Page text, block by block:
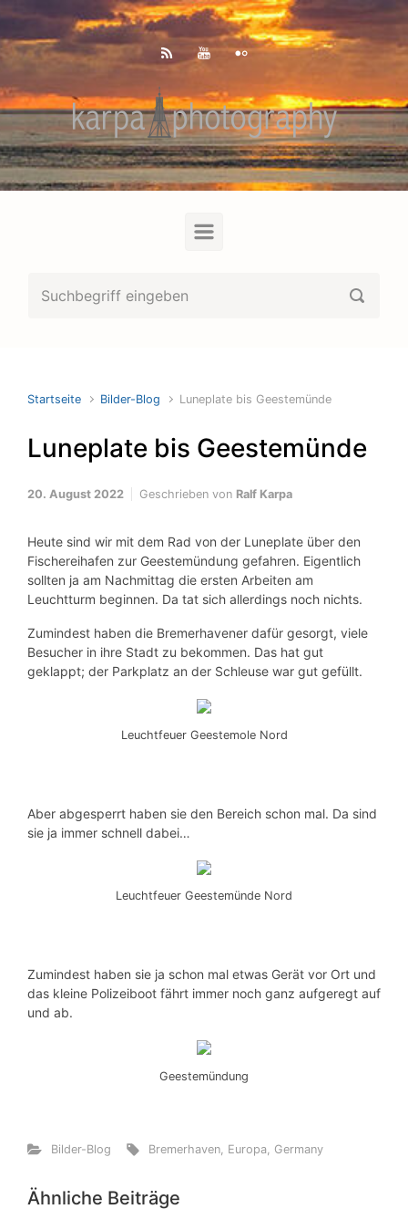
Zum Hauptinhalt springen
Startseite Bilder-Blog Luneplate bis Geestemünde
Luneplate bis Geestemünde
20. August 2022 Geschrieben von Ralf Karpa
Heute sind wir mit dem Rad von der Luneplate über den
Fischereihafen zur Geestemündung gefahren. Eigentlich
sollten ja am Nachmittag die ersten Arbeiten am
Leuchtturm beginnen. Da tat sich allerdings noch nichts.
Zumindest haben die Bremerhavener dafür gesorgt, viele
Besucher in ihre Stadt zu bekommen. Das hat gut
geklappt; der Parkplatz an der Schleuse war gut gefüllt.
Leuchtfeuer Geestemole Nord
Aber abgesperrt haben sie den Bereich schon mal. Da sind
sie ja immer schnell dabei…
Leuchtfeuer Geestemünde Nord
Zumindest haben sie ja schon mal etwas Gerät vor Ort und
das kleine Polizeiboot fährt immer noch ganz aufgeregt auf
und ab.
Geestemündung
Bilder-Blog Bremerhaven Europa Germany
Ähnliche Beiträge